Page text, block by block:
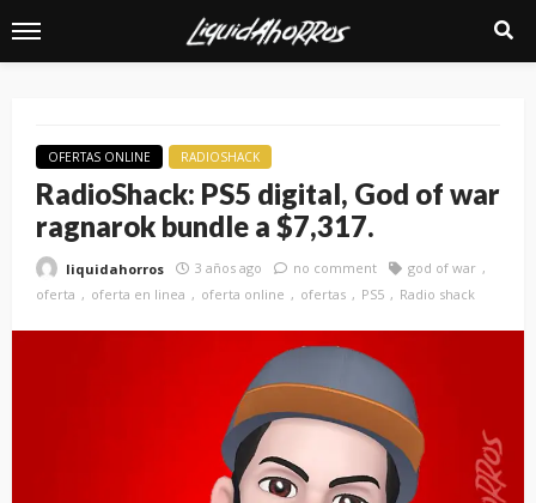
OFERTAS ONLINE RADIOSHACK
RadioShack: PS5 digital, God of war
ragnarok bundle a $7,317.
liquidahorros 3 años ago no comment
god of war
oferta
oferta en linea oferta online ofertas PS5 Radio shack